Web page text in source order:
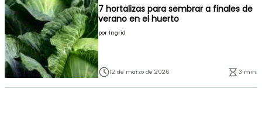
7 hortalizas para sembrar a finales de
verano en el huerto
por Ingrid
12 de marzo de 2026 3 min.